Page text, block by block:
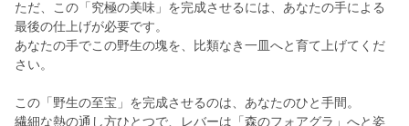
ただ、この「究極の美味」を完成させるには、あなたの手による
最後の仕上げが必要です。
あなたの手でこの野生の塊を、比類なき一皿へと育て上げてくだ
さい。
この「野生の至宝」を完成させるのは、あなたのひと手間。
繊細な熱の通し方ひとつで、レバーは「森のフォアグラ」へと姿